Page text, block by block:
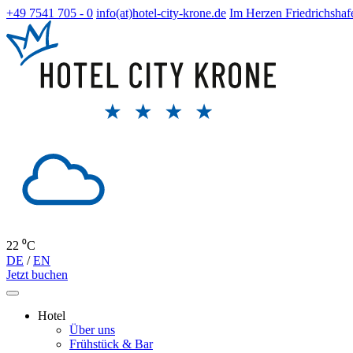
+49 7541 705 - 0 info(at)hotel-city-krone.de Im Herzen
22 ⁰C
DE /EN
Jetzt buchen
Hotel
Über uns
Frühstück & Bar